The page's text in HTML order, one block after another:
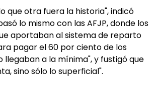
que otra fuera la historia", indicó
lo mismo con las AFJP, donde los
aportaban al sistema de reparto
pagar el 60 por ciento de los
llegaban a la mínima", y fustigó que
sino sólo lo superficial".